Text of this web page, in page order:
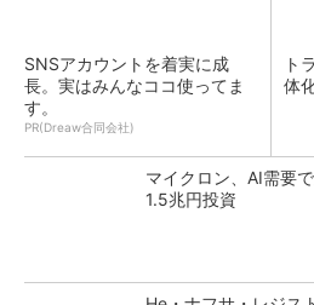
SNSアカウントを着実に成
長。実はみんなココ使ってま
す。
PR(Dreaw合同会社)
ト
体
マイクロン、AI需要
1.5兆円投資